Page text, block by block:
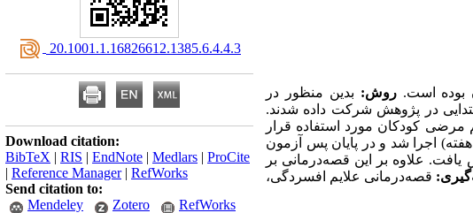
بوده است.روش: بدین منظور در
چهارم و پنجم ابتدایی در پژوهش شرکت داده شدند.
کودکان مورد استفاده قرار
به مدت 24 جلسه 60 دقیقه‌ای (دوبار در هفته) اجرا شد و در پایان پس آزمون
یافت. علاوه بر این قصه‌درمانی بر
قصه‌درمانی علایم افسردگی،
‎ 20.1001.1.16826612.1385.6.4.4.3
Download citation:
BibTeX | RIS | EndNote | Medlars | ProCite
| Reference Manager| RefWorks
Send citation to:
Mendeley
Zotero RefWorks